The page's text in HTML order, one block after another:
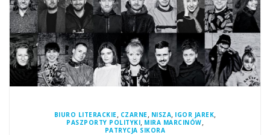
BIURO LITERACKIE, CZARNE, NISZA, IGOR JAREK,
PASZPORTY POLITYKI, MIRA MARCINÓW,
PATRYCJA SIKORA